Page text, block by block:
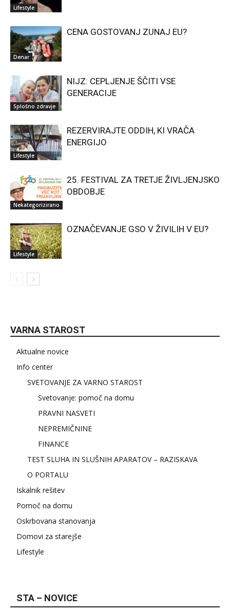
Lifestyle
Denar
CENA GOSTOVANJ ZUNAJ EU?
Splošno zdravje
NIJZ: CEPLJENJE ŠČITI VSE
GENERACIJE
Lifestyle
REZERVIRAJTE ODDIH, KI VRAČA
ENERGIJO
Nekategorizirano
25. FESTIVAL ZA TRETJE ŽIVLJENJSKO
OBDOBJE
Lifestyle
OZNAČEVANJE GSO V ŽIVILIH V EU?
VARNA STAROST
Aktualne novice
Info center
SVETOVANJE ZA VARNO STAROST
Svetovanje: pomoč na domu
PRAVNI NASVETI
NEPREMIČNINE
FINANCE
TEST SLUHA IN SLUŠNIH APARATOV – RAZISKAVA
O PORTALU
Iskalnik rešitev
Pomoč na domu
Oskrbovana stanovanja
Domovi za starejše
Lifestyle
STA – NOVICE